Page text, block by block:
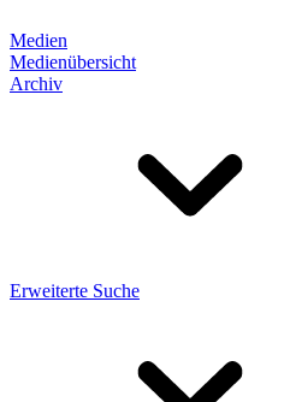
Medien
Medienübersicht
Archiv
Erweiterte Suche